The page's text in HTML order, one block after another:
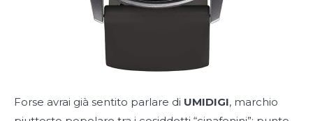
Forse avrai già sentito parlare di UMIDIGI, marchio